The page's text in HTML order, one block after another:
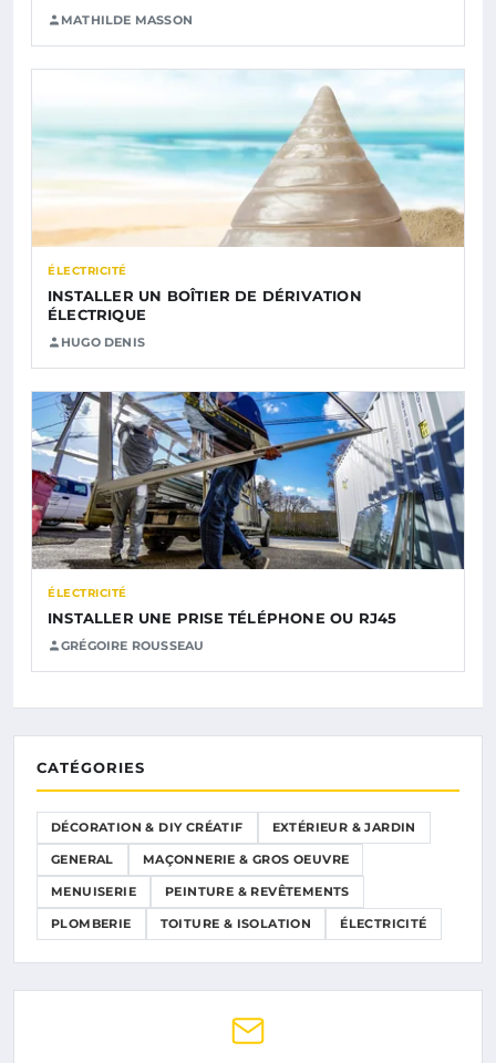
MATHILDE MASSON
ÉLECTRICITÉ
INSTALLER UN BOÎTIER DE DÉRIVATION
ÉLECTRIQUE
HUGO DENIS
ÉLECTRICITÉ
INSTALLER UNE PRISE TÉLÉPHONE OU RJ45
GRÉGOIRE ROUSSEAU
CATÉGORIES
DÉCORATION & DIY CRÉATIF EXTÉRIEUR & JARDIN
GENERAL MAÇONNERIE & GROS OEUVRE
MENUISERIE PEINTURE & REVÊTEMENTS
PLOMBERIE TOITURE & ISOLATION ÉLECTRICITÉ